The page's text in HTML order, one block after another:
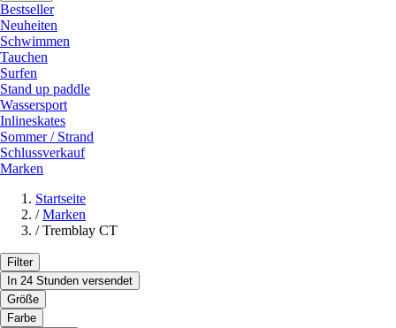
Bestseller
Neuheiten
Schwimmen
Tauchen
Surfen
Stand up paddle
Wassersport
Inlineskates
Sommer / Strand
Schlussverkauf
Marken
Startseite
/ Marken
/ Tremblay CT
Filter
In 24 Stunden versendet
Größe
Farbe